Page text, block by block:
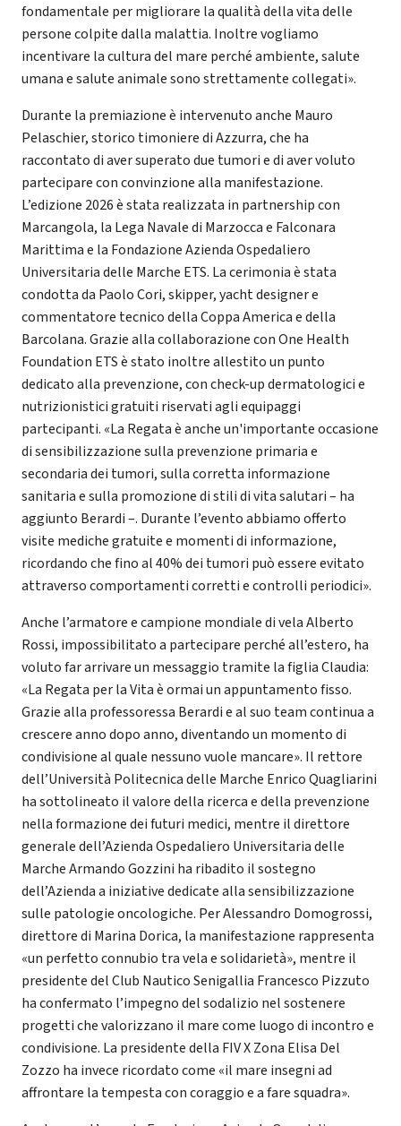
fondamentale per migliorare la qualità della vita delle
persone colpite dalla malattia. Inoltre vogliamo
incentivare la cultura del mare perché ambiente, salute
umana e salute animale sono strettamente collegati».
Durante la premiazione è intervenuto anche Mauro
Pelaschier, storico timoniere di Azzurra, che ha
raccontato di aver superato due tumori e di aver voluto
partecipare con convinzione alla manifestazione.
L’edizione 2026 è stata realizzata in partnership con
Marcangola, la Lega Navale di Marzocca e Falconara
Marittima e la Fondazione Azienda Ospedaliero
Universitaria delle Marche ETS. La cerimonia è stata
condotta da Paolo Cori, skipper, yacht designer e
commentatore tecnico della Coppa America e della
Barcolana. Grazie alla collaborazione con One Health
Foundation ETS è stato inoltre allestito un punto
dedicato alla prevenzione, con check-up dermatologici e
nutrizionistici gratuiti riservati agli equipaggi
partecipanti. «La Regata è anche un'importante occasione
di sensibilizzazione sulla prevenzione primaria e
secondaria dei tumori, sulla corretta informazione
sanitaria e sulla promozione di stili di vita salutari – ha
aggiunto Berardi –. Durante l’evento abbiamo offerto
visite mediche gratuite e momenti di informazione,
ricordando che fino al 40% dei tumori può essere evitato
attraverso comportamenti corretti e controlli periodici».
Anche l’armatore e campione mondiale di vela Alberto
Rossi, impossibilitato a partecipare perché all’estero, ha
voluto far arrivare un messaggio tramite la figlia Claudia:
«La Regata per la Vita è ormai un appuntamento fisso.
Grazie alla professoressa Berardi e al suo team continua a
crescere anno dopo anno, diventando un momento di
condivisione al quale nessuno vuole mancare». Il rettore
dell’Università Politecnica delle Marche Enrico Quagliarini
ha sottolineato il valore della ricerca e della prevenzione
nella formazione dei futuri medici, mentre il direttore
generale dell’Azienda Ospedaliero Universitaria delle
Marche Armando Gozzini ha ribadito il sostegno
dell’Azienda a iniziative dedicate alla sensibilizzazione
sulle patologie oncologiche. Per Alessandro Domogrossi,
direttore di Marina Dorica, la manifestazione rappresenta
«un perfetto connubio tra vela e solidarietà», mentre il
presidente del Club Nautico Senigallia Francesco Pizzuto
ha confermato l’impegno del sodalizio nel sostenere
progetti che valorizzano il mare come luogo di incontro e
condivisione. La presidente della FIV X Zona Elisa Del
Zozzo ha invece ricordato come «il mare insegni ad
affrontare la tempesta con coraggio e a fare squadra».